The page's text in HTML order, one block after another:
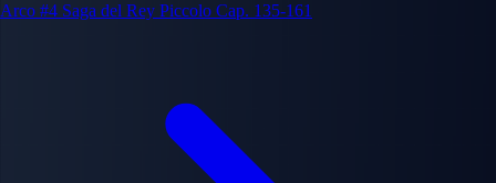
Arco #4 Saga del Rey Piccolo Cap. 135-161